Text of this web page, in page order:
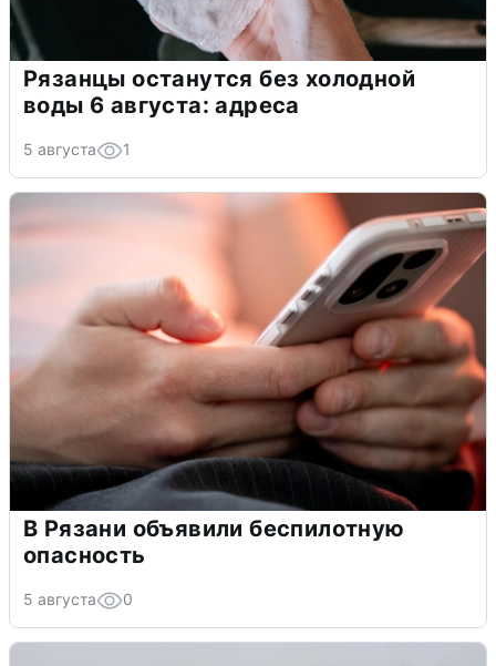
Рязанцы останутся без холодной
воды 6 августа: адреса
5 августа 1
В Рязани объявили беспилотную
опасность
5 августа 0